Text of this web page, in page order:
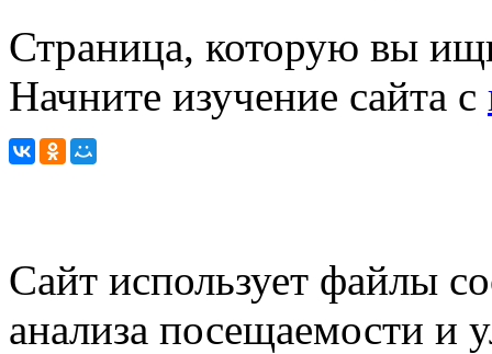
Страница, которую вы
Начните изучение сайта с
Сайт использует файлы
анализа посещаемости и